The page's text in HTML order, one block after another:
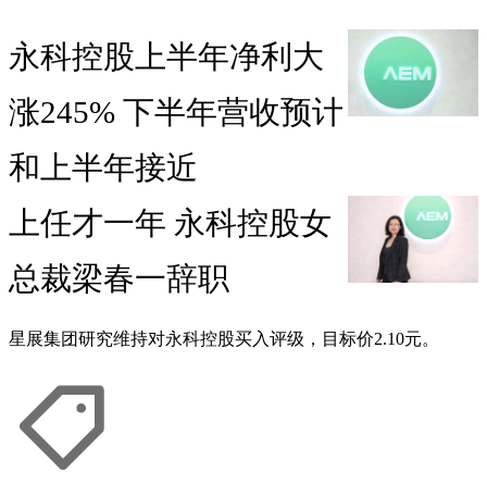
永科控股上半年净利大
涨245% 下半年营收预计
和上半年接近
上任才一年 永科控股女
总裁梁春一辞职
星展集团研究维持对永科控股买入评级，目标价2.10元。